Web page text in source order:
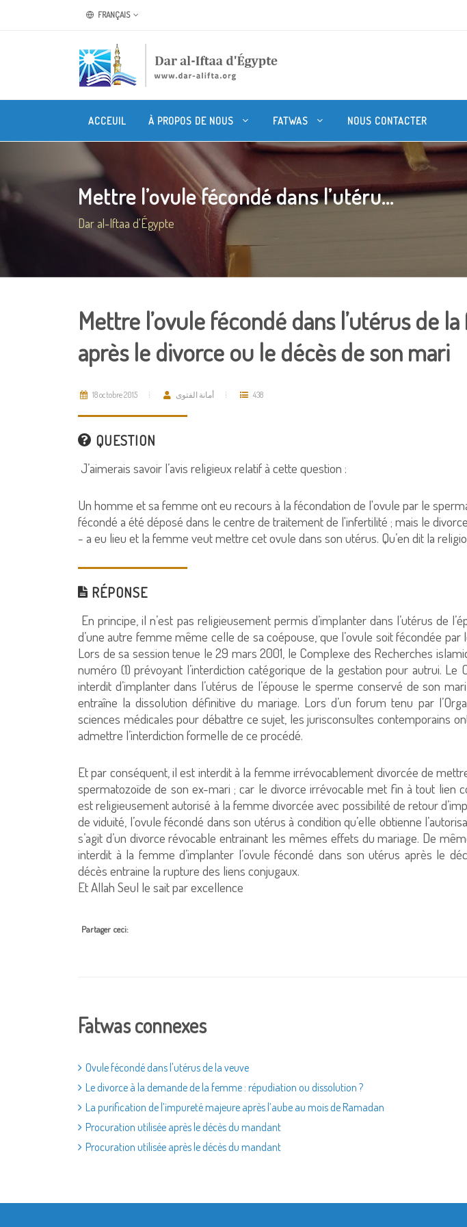
FRANÇAIS
ACCEUIL À PROPOS DE NOUS FATWAS NOUS CONTACTER
Mettre l’ovule fécondé dans l’utéru...
Dar al-Iftaa d'Égypte
Mettre l’ovule fécondé dans l’utérus de
après le divorce ou le décès de son mari
18 octobre 2015 أمانة الفتوى 438
QUESTION
J’aimerais savoir l’avis religieux relatif à cette question :
Un homme et sa femme ont eu recours à la fécondation de l'ovule par le
fécondé a été déposé dans le centre de traitement de l'infertilité ; mais le
- a eu lieu et la femme veut mettre cet ovule dans son utérus. Qu’en dit la
RÉPONSE
En principe, il n’est pas religieusement permis d’implanter dans l’utérus de
d’une autre femme même celle de sa coépouse, que l’ovule soit fécondée par
Lors de sa session tenue le 29 mars 2001, le Complexe des Recherches
numéro (1) prévoyant l’interdiction catégorique de la gestation pour autrui. Le
interdit d’implanter dans l’utérus de l’épouse le sperme conservé de son
entraîne la dissolution définitive du mariage. Lors d’un forum tenu par
sciences médicales pour débattre ce sujet, les jurisconsultes contemporains
admettre l’interdiction formelle de ce procédé.
Et par conséquent, il est interdit à la femme irrévocablement divorcée de
spermatozoïde de son ex-mari ; car le divorce irrévocable met fin à tout lien
est religieusement autorisé à la femme divorcée avec possibilité de retour
de viduité, l’ovule fécondé dans son utérus à condition qu’elle obtienne
s’agit d’un divorce révocable entrainant les mêmes effets du mariage. De
interdit à la femme d’implanter l’ovule fécondé dans son utérus après le
décès entraine la rupture des liens conjugaux.
Et Allah Seul le sait par excellence
Partager ceci:
Fatwas connexes
Ovule fécondé dans l'utérus de la veuve
Le divorce à la demande de la femme : répudiation ou dissolution ?
La purification de l’impureté majeure après l’aube au mois de Ramadan
Procuration utilisée après le décès du mandant
Procuration utilisée après le décès du mandant